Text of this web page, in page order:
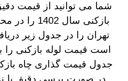
شما می توانید از قیمت
بازکنی سال
تهران را در جدول زیر
است قیمت لوله بازکنی
جدول قیمت گذاری چاه
در صورت برسی دقیق با